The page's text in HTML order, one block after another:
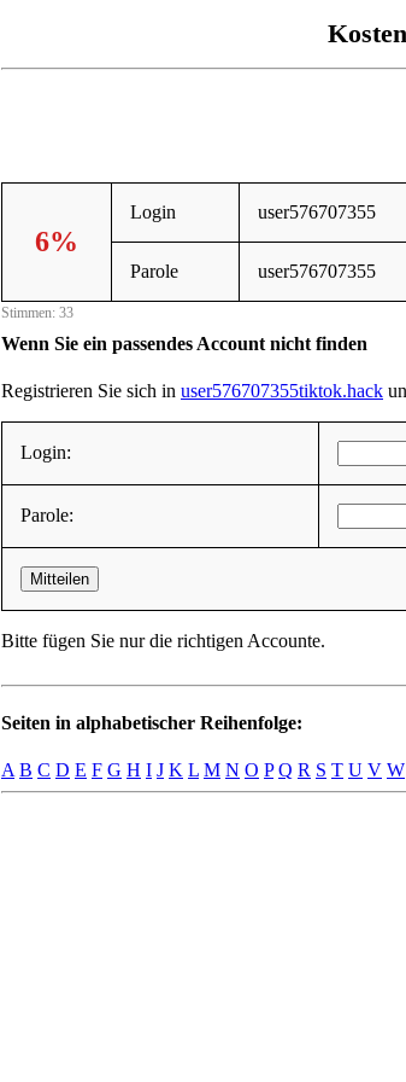
6%
Login user576707355
Parole user576707355
Stimmen: 33
Wenn Sie ein passendes Account nicht finden
Registrieren Sie sich in user576707355tiktok.hack
Login:
Parole:
Mitteilen
Bitte fügen Sie nur die richtigen Accounte.
Seiten in alphabetischer Reihenfolge:
A B C D E F G H I J K L M N O P Q R S T U V W